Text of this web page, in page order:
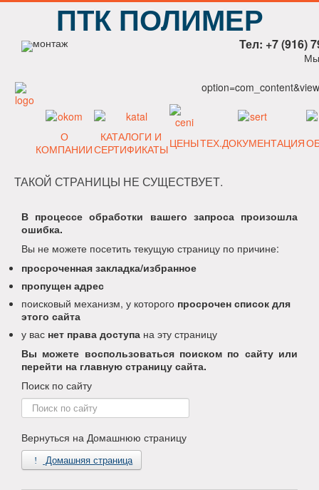
ПТК ПОЛИМЕР
Тел: +7 (916)
Мы
О
КОМПАНИИ
КАТАЛОГИ И
СЕРТИФИКАТЫЦЕНЫТЕХ.ДОКУМЕНТАЦИЯ
ТАКОЙ СТРАНИЦЫ НЕ СУЩЕСТВУЕТ.
В процессе обработки вашего запроса произошла
ошибка.
Вы не можете посетить текущую страницу по причине:
просроченная закладка/избранное
пропущен адрес
поисковый механизм, у которого просрочен список для
этого сайта
у вас нет права доступа на эту страницу
Вы можете воспользоваться поиском по сайту или
перейти на главную страницу сайта.
Поиск по сайту
Поиск
по
Вернуться на Домашнюю страницу
Домашняя страница